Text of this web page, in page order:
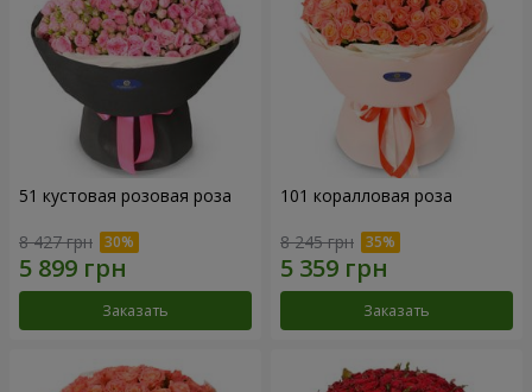
51 кустовая розовая роза
8 427 грн
Заказать
101 коралловая роза
8 245 грн
Заказать